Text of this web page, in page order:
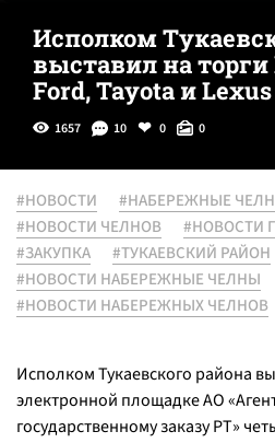
Исполком
выставил на
Ford, Tayota и Lexus
1657 10 0 0
#НОВОСТИ
#НАБЕРЕЖНЫЕ
#НОВОСТИ ЧЕЛНОВ
#НОВОСТИ
#ЗАКУПКА
#ТУКАЕВСКИЙ РАЙОН
#НОВОСТИ НАБЕРЕЖНЫЕ ЧЕЛНЫ
#НОВОСТИ НАБЕРЕЖНЫХ ЧЕЛНОВ
Исполком Тукаевского района
электронной площадке АО
государственному заказу РТ»